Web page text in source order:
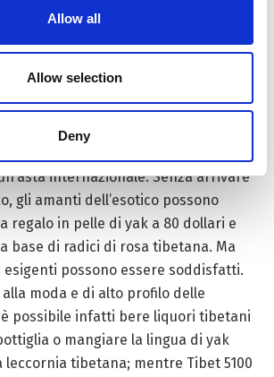
Allow all
Allow selection
Deny
di eccellenza straordinarie con
l’acquisto da parte del miliardario Liu
Kong ha sborsato 45 milioni di
unthangka(arazzo tibetano in
oltre seicento anni fa da un
internazionale. Senza arrivare
gli amanti dell’esotico possono
regalo in pelle di yak a 80 dollari e
base di radici di rosa tibetana. Ma
possono essere soddisfatti.
moda e di alto profilo delle
possibile infatti bere liquori tibetani
o mangiare la lingua di yak
leccornia tibetana; mentre Tibet 5100